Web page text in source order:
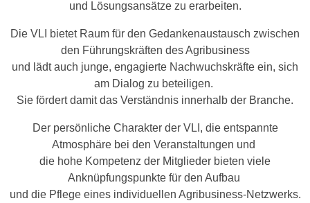
und Lösungsansätze zu erarbeiten.
Die VLI bietet Raum für den Gedankenaustausch zwischen
den Führungskräften des Agribusiness
und lädt auch junge, engagierte Nachwuchskräfte ein, sich
am Dialog zu beteiligen.
Sie fördert damit das Verständnis innerhalb der Branche.
Der persönliche Charakter der VLI, die entspannte
Atmosphäre bei den Veranstaltungen und
die hohe Kompetenz der Mitglieder bieten viele
Anknüpfungspunkte für den Aufbau
und die Pflege eines individuellen Agribusiness-Netzwerks.